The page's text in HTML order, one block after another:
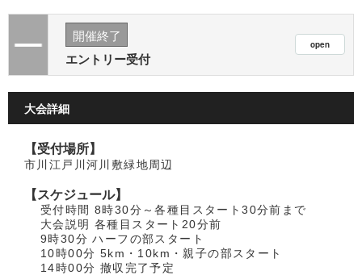
開催終了
エントリー受付
大会詳細
【受付場所】
市川江戸川河川敷緑地周辺
【スケジュール】
受付時間 8時30分～各種目スタート30分前まで
大会説明 各種目スタート20分前
9時30分 ハーフの部スタート
10時00分 5km・10km・親子の部スタート
14時00分 撤収完了予定